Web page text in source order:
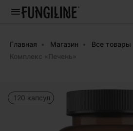
Главная Магазин
Все товары
Комплекс «Печень»
120 капсул